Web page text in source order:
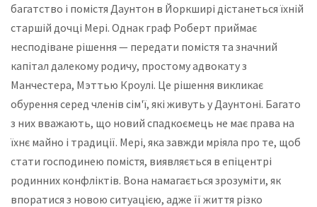
багатство і помістя Даунтон в Йоркширі дістанеться їхній
старшій дочці Мері. Однак граф Роберт приймає
несподіване рішення — передати помістя та значний
капітал далекому родичу, простому адвокату з
Манчестера, Мэттью Кроулі. Це рішення викликає
обурення серед членів сім'ї, які живуть у Даунтоні. Багато
з них вважають, що новий спадкоємець не має права на
їхнє майно і традиції. Мері, яка завжди мріяла про те, щоб
стати господинею помістя, виявляється в епіцентрі
родинних конфліктів. Вона намагається зрозуміти, як
впоратися з новою ситуацією, адже її життя різко